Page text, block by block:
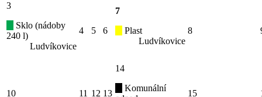
3
Sklo (nádoby
240 l)
Ludvíkovice
4 5 6
7
Plast
Ludvíkovice
8
10 11 12 13
14
Komunální
15